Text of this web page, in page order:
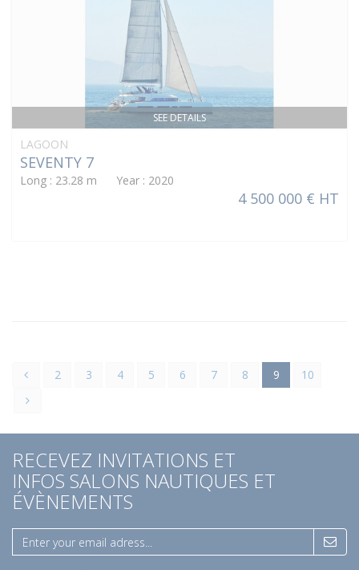
SEE DETAILS
LAGOON
SEVENTY 7
Long : 23.28 m Year : 2020
4 500 000 € HT
2 3 4 5 6 7 8 9 10
RECEVEZ INVITATIONS ET
INFOS SALONS NAUTIQUES ET
ÉVÈNEMENTS